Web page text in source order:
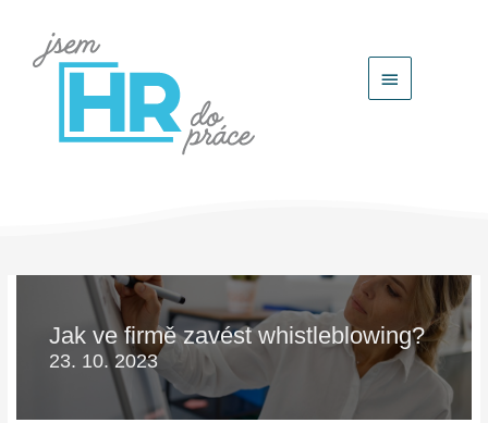
Hlavní
Jak ve firmě zavést whistleblowing?
23. 10. 2023